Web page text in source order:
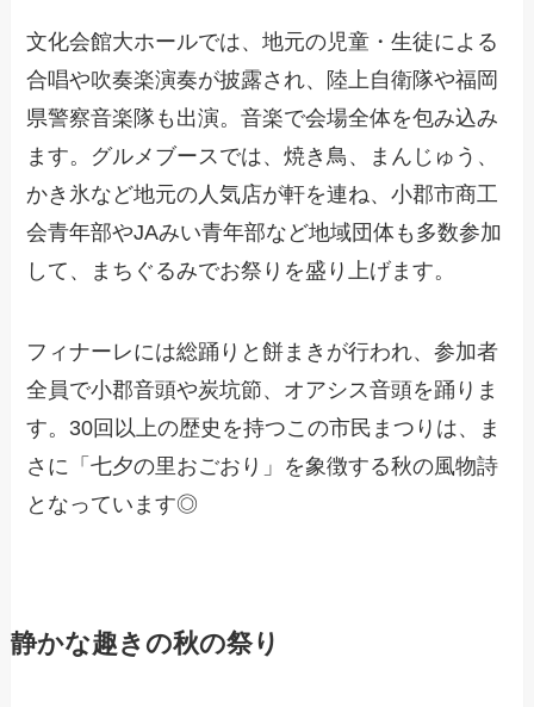
文化会館大ホールでは、地元の児童・生徒による
合唱や吹奏楽演奏が披露され、陸上自衛隊や福岡
県警察音楽隊も出演。音楽で会場全体を包み込み
ます。グルメブースでは、焼き鳥、まんじゅう、
かき氷など地元の人気店が軒を連ね、小郡市商工
会青年部やJAみい青年部など地域団体も多数参加
して、まちぐるみでお祭りを盛り上げます。
フィナーレには総踊りと餅まきが行われ、参加者
全員で小郡音頭や炭坑節、オアシス音頭を踊りま
す。30回以上の歴史を持つこの市民まつりは、ま
さに「七夕の里おごおり」を象徴する秋の風物詩
となっています◎
静かな趣きの秋の祭り